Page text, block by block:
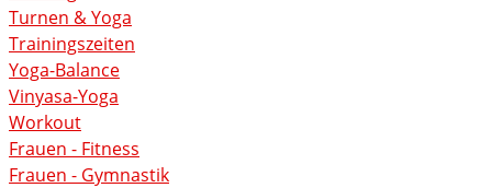
Turnen & Yoga
Trainingszeiten
Yoga-Balance
Vinyasa-Yoga
Workout
Frauen - Fitness
Frauen - Gymnastik